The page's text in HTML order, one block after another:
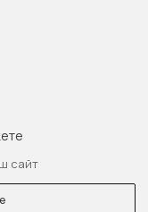
сайт